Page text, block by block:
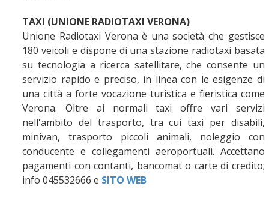
TAXI (UNIONE RADIOTAXI VERONA)
Unione Radiotaxi Verona è una società che gestisce
180 veicoli e dispone di una stazione radiotaxi basata
su tecnologia a ricerca satellitare, che consente un
servizio rapido e preciso, in linea con le esigenze di
una città a forte vocazione turistica e fieristica come
Verona. Oltre ai normali taxi offre vari servizi
nell'ambito del trasporto, tra cui taxi per disabili,
minivan, trasporto piccoli animali, noleggio con
conducente e collegamenti aeroportuali. Accettano
pagamenti con contanti, bancomat o carte di credito;
info 045532666 e SITO WEB